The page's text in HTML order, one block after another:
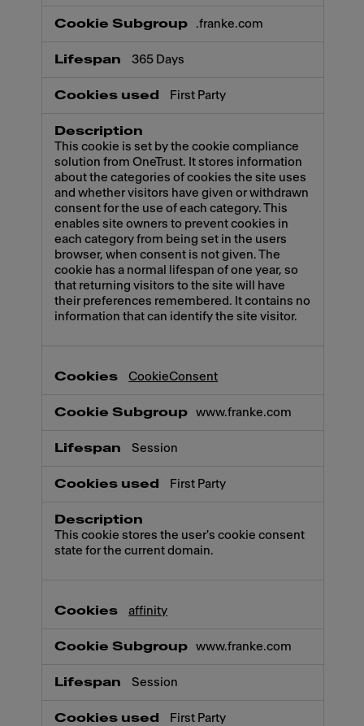
.franke.com
365 Days
First Party
This cookie is set by the cookie compliance
solution from OneTrust. It stores information
about the categories of cookies the site uses
and whether visitors have given or withdrawn
consent for the use of each category. This
enables site owners to prevent cookies in
each category from being set in the users
browser, when consent is not given. The
cookie has a normal lifespan of one year, so
that returning visitors to the site will have
their preferences remembered. It contains no
information that can identify the site visitor.
CookieConsent
www.franke.com
Session
First Party
This cookie stores the user's cookie consent
state for the current domain.
affinity
www.franke.com
Session
First Party